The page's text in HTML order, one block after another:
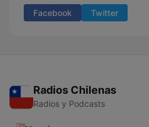
Facebook Twitter
Radios Chilenas
Radios y Podcasts